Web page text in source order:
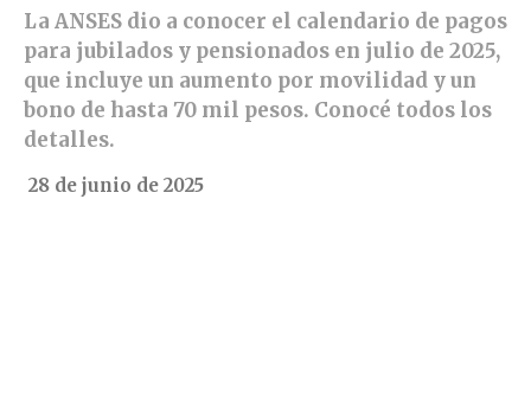
La ANSES dio a conocer el calendario de pagos
para jubilados y pensionados en julio de 2025,
que incluye un aumento por movilidad y un
bono de hasta 70 mil pesos. Conocé todos los
detalles.
28 de junio de 2025